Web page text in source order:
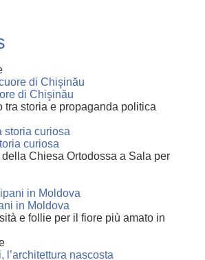
di Chişinău
tra storia e propaganda politica
curiosa
Chiesa Ortodossa a Sala per
in Moldova
e follie per il fiore più amato in